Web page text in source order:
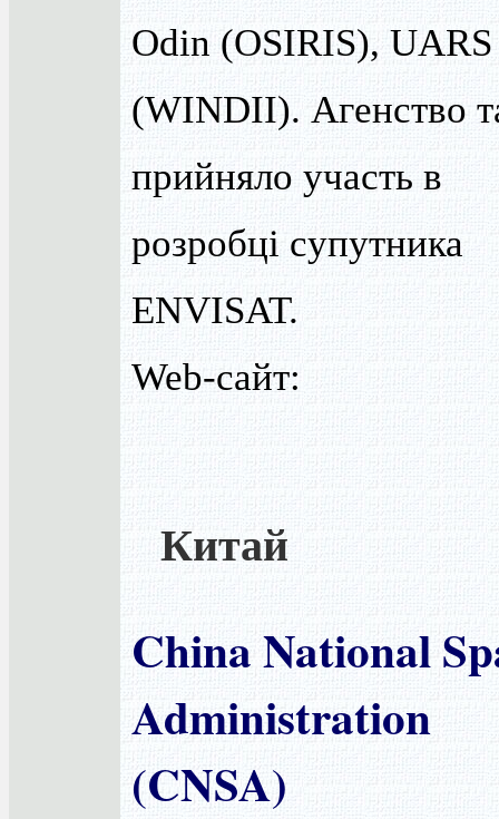
Odin (OSIRIS), UARS
(WINDII). Агенство
прийняло участь в
розробці супутника
ENVISAT.
Web-сайт:
Китай
China National
Administration
(CNSA)